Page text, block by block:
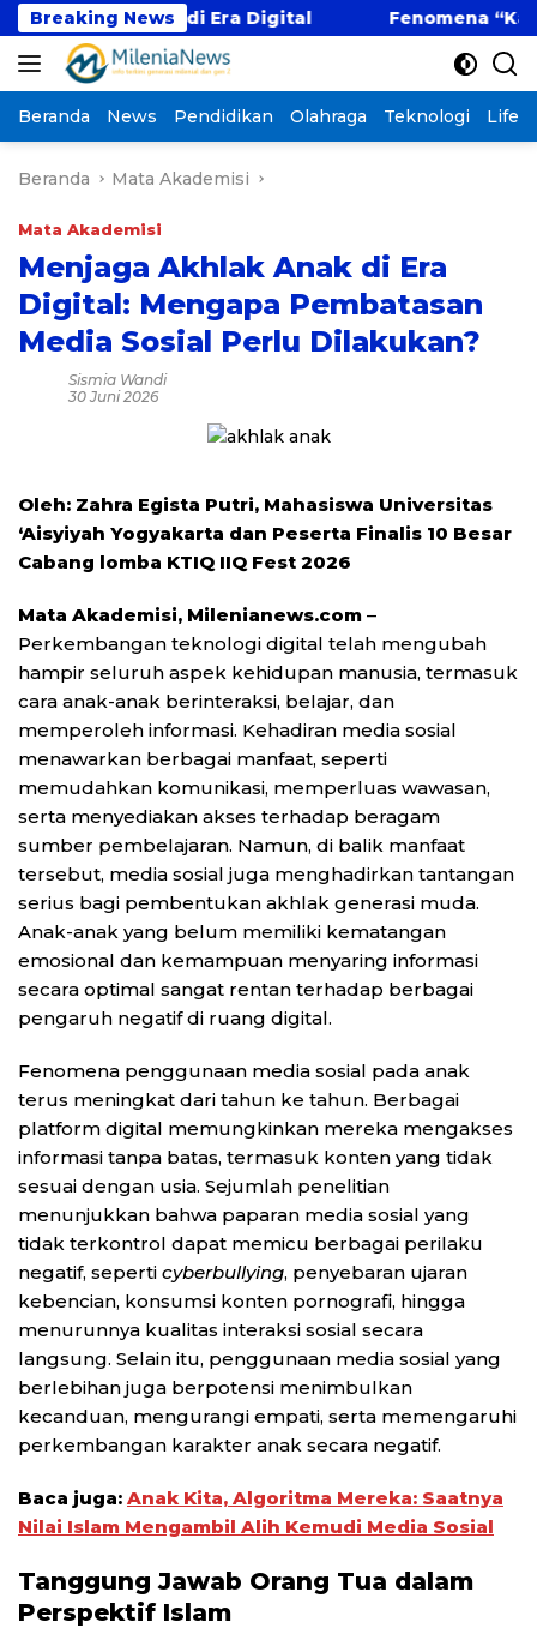
Langsung
ke
konten
Breaking News
di Era Digital Fenomena “Kabur Aja
Beranda News Pendidikan Olahraga Teknologi
Beranda Mata Akademisi
Mata Akademisi
Menjaga Akhlak Anak di Era
Digital: Mengapa Pembatasan
Media Sosial Perlu Dilakukan?
Sismia Wandi
30 Juni 2026
Oleh: Zahra Egista Putri, Mahasiswa Universitas
‘Aisyiyah Yogyakarta dan Peserta Finalis 10 Besar
Cabang lomba KTIQ IIQ Fest 2026
Mata Akademisi, Milenianews.com –
Perkembangan teknologi digital telah mengubah
hampir seluruh aspek kehidupan manusia, termasuk
cara anak-anak berinteraksi, belajar, dan
memperoleh informasi. Kehadiran media sosial
menawarkan berbagai manfaat, seperti
memudahkan komunikasi, memperluas wawasan,
serta menyediakan akses terhadap beragam
sumber pembelajaran. Namun, di balik manfaat
tersebut, media sosial juga menghadirkan tantangan
serius bagi pembentukan akhlak generasi muda.
Anak-anak yang belum memiliki kematangan
emosional dan kemampuan menyaring informasi
secara optimal sangat rentan terhadap berbagai
pengaruh negatif di ruang digital.
Fenomena penggunaan media sosial pada anak
terus meningkat dari tahun ke tahun. Berbagai
platform digital memungkinkan mereka mengakses
informasi tanpa batas, termasuk konten yang tidak
sesuai dengan usia. Sejumlah penelitian
menunjukkan bahwa paparan media sosial yang
tidak terkontrol dapat memicu berbagai perilaku
negatif, seperti cyberbullying, penyebaran ujaran
kebencian, konsumsi konten pornografi, hingga
menurunnya kualitas interaksi sosial secara
langsung. Selain itu, penggunaan media sosial yang
berlebihan juga berpotensi menimbulkan
kecanduan, mengurangi empati, serta memengaruhi
perkembangan karakter anak secara negatif.
Baca juga: Anak Kita, Algoritma Mereka: Saatnya
Nilai Islam Mengambil Alih Kemudi Media Sosial
Tanggung Jawab Orang Tua dalam
Perspektif Islam